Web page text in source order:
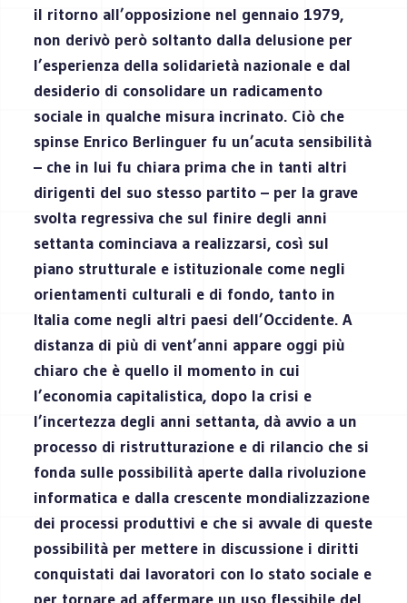
il ritorno all’opposizione nel gennaio 1979,
non derivò però soltanto dalla delusione per
l’esperienza della solidarietà nazionale e dal
desiderio di consolidare un radicamento
sociale in qualche misura incrinato. Ciò che
spinse Enrico Berlinguer fu un’acuta sensibilità
– che in lui fu chiara prima che in tanti altri
dirigenti del suo stesso partito – per la grave
svolta regressiva che sul finire degli anni
settanta cominciava a realizzarsi, così sul
piano strutturale e istituzionale come negli
orientamenti culturali e di fondo, tanto in
Italia come negli altri paesi dell’Occidente. A
distanza di più di vent’anni appare oggi più
chiaro che è quello il momento in cui
l’economia capitalistica, dopo la crisi e
l’incertezza degli anni settanta, dà avvio a un
processo di ristrutturazione e di rilancio che si
fonda sulle possibilità aperte dalla rivoluzione
informatica e dalla crescente mondializzazione
dei processi produttivi e che si avvale di queste
possibilità per mettere in discussione i diritti
conquistati dai lavoratori con lo stato sociale e